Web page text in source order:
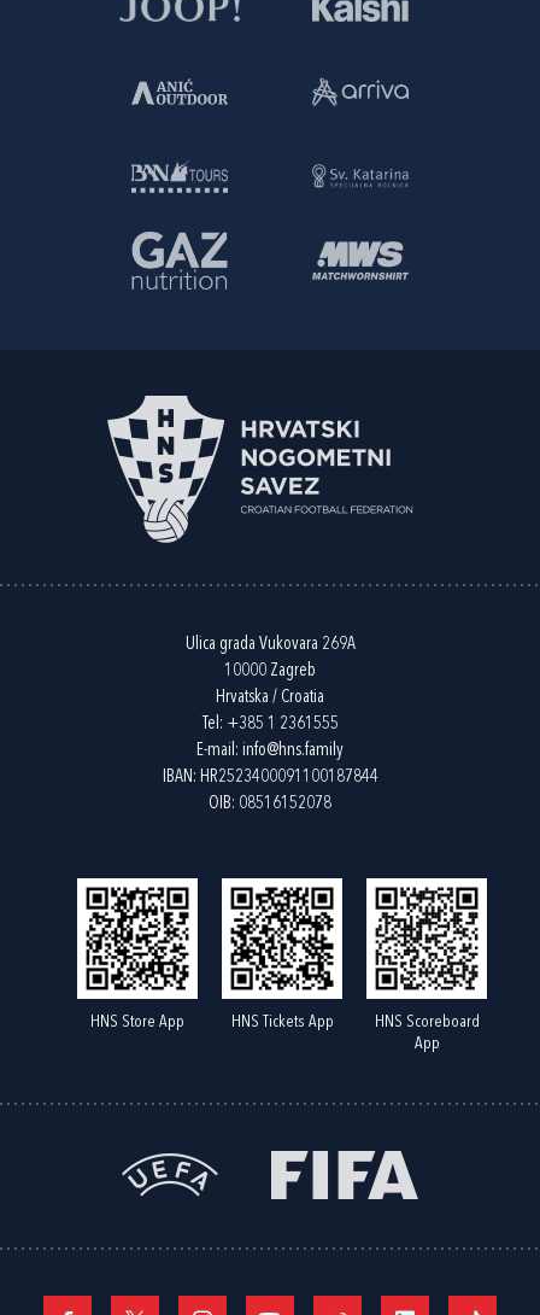
Ulica grada Vukovara 269A
10000 Zagreb
Hrvatska / Croatia
Tel: +385 1 2361555
E-mail: info@hns.family
IBAN: HR2523400091100187844
OIB: 08516152078
HNS Store App HNS Tickets App
HNS Scoreboard
App